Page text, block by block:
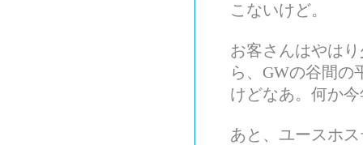
こないけど。
お客さんはやは
ら、GWの谷間の
けどなあ。何か
あと、ユースホ